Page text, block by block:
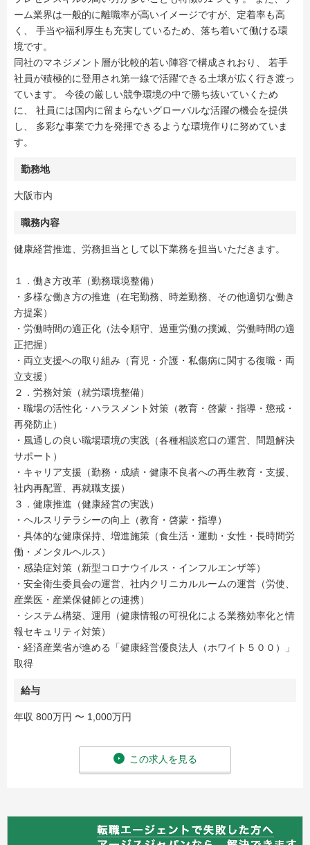
ーム業界は一般的に離職率が高いイメージですが、定着率も高
く、 手当や福利厚生も充実しているため、落ち着いて働ける環
境です。
同社のマネジメント層が比較的若い陣容で構成されおり、 若手
社員が積極的に登用され第一線で活躍できる土壌が広く行き渡っ
ています。 今後の厳しい競争環境の中で勝ち抜いていくため
に、 社員には国内に留まらないグローバルな活躍の機会を提供
し、 多彩な事業で力を発揮できるような環境作りに努めていま
す。
勤務地
大阪市内
職務内容
健康経営推進、労務担当として以下業務を担当いただきます。
１．働き方改革（勤務環境整備）
・多様な働き方の推進（在宅勤務、時差勤務、その他適切な働き
方提案）
・労働時間の適正化（法令順守、過重労働の撲滅、労働時間の適
正把握）
・両立支援への取り組み（育児・介護・私傷病に関する復職・両
立支援）
２．労務対策（就労環境整備）
・職場の活性化・ハラスメント対策（教育・啓蒙・指導・懲戒・
再発防止）
・風通しの良い職場環境の実践（各種相談窓口の運営、問題解決
サポート）
・キャリア支援（勤務・成績・健康不良者への再生教育・支援、
社内再配置、再就職支援）
３．健康推進（健康経営の実践）
・ヘルスリテラシーの向上（教育・啓蒙・指導）
・具体的な健康保持、増進施策（食生活・運動・女性・長時間労
働・メンタルヘルス）
・感染症対策（新型コロナウイルス・インフルエンザ等）
・安全衛生委員会の運営、社内クリニカルルームの運営（労使、
産業医・産業保健師との連携）
・システム構築、運用（健康情報の可視化による業務効率化と情
報セキュリティ対策）
・経済産業省が進める「健康経営優良法人（ホワイト５００）」
取得
給与
年収 800万円 〜 1,000万円
この求人を見る